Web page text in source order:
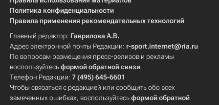
Политика конфиденциальности
Правила применения рекомендательных технологий
Главный редактор: Гаврилова А.В.
Адрес электронной почты Редакции: r-sport.internet@ria.ru
По вопросам размещения пресс-релизов и рекламы
воспользуйтесьформой обратной связи
Телефон Редакции: 7 (495) 645-6601
Чтобы связаться с редакцией или сообщить обо всех
замеченных ошибках, воспользуйтесьформой обратной